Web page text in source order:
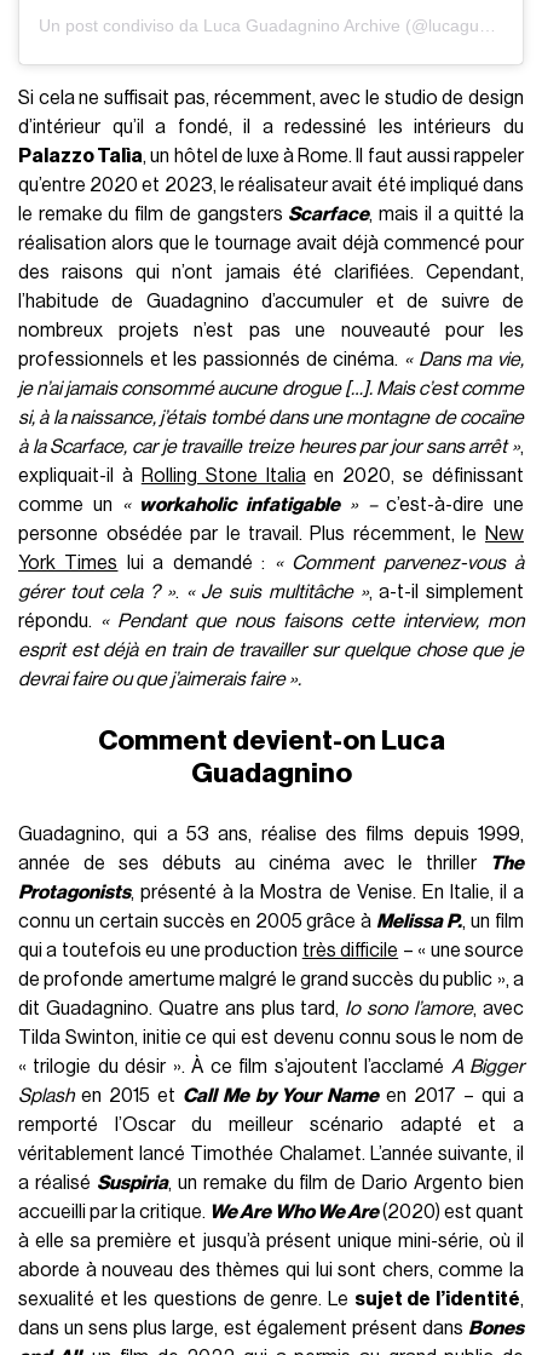
Un post condiviso da Luca Guadagnino Archive (@lucaguadagninoarchive)
Si cela ne suffisait pas, récemment, avec le studio de design
d’intérieur qu’il a fondé, il a redessiné les intérieurs du
Palazzo Talìa, un hôtel de luxe à Rome. Il faut aussi rappeler
qu’entre 2020 et 2023, le réalisateur avait été impliqué dans
le remake du film de gangsters Scarface, mais il a quitté la
réalisation alors que le tournage avait déjà commencé pour
des raisons qui n’ont jamais été clarifiées. Cependant,
l’habitude de Guadagnino d’accumuler et de suivre de
nombreux projets n’est pas une nouveauté pour les
professionnels et les passionnés de cinéma. « Dans ma vie,
je n’ai jamais consommé aucune drogue […]. Mais c’est comme
si, à la naissance, j’étais tombé dans une montagne de cocaïne
à la Scarface, car je travaille treize heures par jour sans arrêt »,
expliquait-il à Rolling Stone Italiaen 2020, se définissant
comme un « workaholic infatigable» –c’est-à-dire une
personne obsédée par le travail. Plus récemment, le
New
York Times lui a demandé : « Comment parvenez-vous à
gérer tout cela ? ». « Je suis multitâche », a-t-il simplement
répondu. « Pendant que nous faisons cette interview, mon
esprit est déjà en train de travailler sur quelque chose que je
devrai faire ou que j’aimerais faire ».
Comment devient-on Luca
Guadagnino
Guadagnino, qui a 53 ans, réalise des films depuis 1999,
année de ses débuts au cinéma avec le thriller
The
Protagonists, présenté à la Mostra de Venise. En Italie, il a
connu un certain succès en 2005 grâce àMelissa P., un film
qui a toutefois eu une production très difficile – « une source
de profonde amertume malgré le grand succès du public », a
dit Guadagnino. Quatre ans plus tard, Io sono l’amore, avec
Tilda Swinton, initie ce qui est devenu connu sous le nom de
« trilogie du désir ». À ce film s’ajoutent l’acclamé A Bigger
Splashen 2015 et Call Me by Your Nameen 2017 – qui a
remporté l’Oscar du meilleur scénario adapté et a
véritablement lancé Timothée Chalamet. L’année suivante, il
a réalisé Suspiria, un remake du film de Dario Argento bien
accueilli par la critique. We Are Who We Are(2020) est quant
à elle sa première et jusqu’à présent unique mini-série, où il
aborde à nouveau des thèmes qui lui sont chers, comme la
sexualité et les questions de genre. Le sujet de l’identité,
dans un sens plus large, est également présent dans Bones